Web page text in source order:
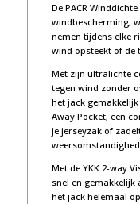
De PACR
windbescherming,
nemen tijdens elke
wind opsteekt of de
Met zijn ultralichte
tegen wind zonder
het jack
Away Pocket, een
je jerseyzak of
Met de YKK 2-way
snel en
het jack helemaal